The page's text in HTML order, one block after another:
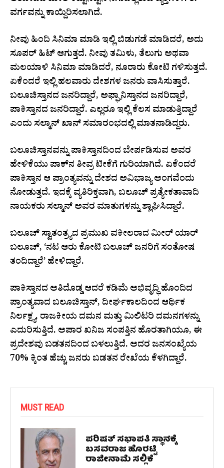
ವರ್ಗವನ್ನು ಕಾಯ್ದಿರಿಸಲಾಗಿದೆ.
ನೀವು ಹಿಂದಿ ಸಿನಿಮಾ ಮಾಡಿ ಇಲ್ಲಿ ಬಿಡುಗಡೆ ಮಾಡಿದರೆ, ಅದು
ಸೂಪರ್ ಹಿಟ್ ಆಗುತ್ತದೆ. ನೀವು ತಮಿಳು, ತೆಲುಗು ಅಥವಾ
ಮಲಯಾಳಿ ಸಿನಿಮಾ ಮಾಡಿದರೆ, ನೂರಾರು ಕೋಟಿ ಗಳಿಸುತ್ತದೆ.
ಏಕೆಂದರೆ ಇಲ್ಲಿ ಹಲವಾರು ದೇಶಗಳ ಜನರು ವಾಸಿಸುತ್ತಾರೆ.
ಬಲೂಚಿಸ್ತಾನದ ಜನರಿದ್ದಾರೆ, ಅಫ್ಘಾನಿಸ್ತಾನದ ಜನರಿದ್ದಾರೆ,
ಪಾಕಿಸ್ತಾನದ ಜನರಿದ್ದಾರೆ. ಎಲ್ಲರೂ ಇಲ್ಲಿ ಕೆಲಸ ಮಾಡುತ್ತಿದ್ದಾರೆ
ಎಂದು ಸಲ್ಮಾನ್‌ ಖಾನ್‌ ಸಮಾರಂಭದಲ್ಲಿ ಮಾತನಾಡಿದ್ದರು.
ಬಲೂಚಿಸ್ತಾನವನ್ನು ಪಾಕಿಸ್ತಾನದಿಂದ ಬೇರ್ಪಡಿಸುವ ಅವರ
ಹೇಳಿಕೆಯು ಪಾಕ್‌ನ ತೀವ್ರ ಟೀಕೆಗೆ ಗುರಿಯಾಗಿದೆ. ಏಕೆಂದರೆ
ಪಾಕಿಸ್ತಾನ ಆ ಪ್ರಾಂತ್ಯವನ್ನು ದೇಶದ ಅವಿಭಾಜ್ಯ ಅಂಗವೆಂದು
ನೋಡುತ್ತದೆ. ಇದಕ್ಕೆ ವ್ಯತಿರಿಕ್ತವಾಗಿ, ಬಲೂಚ್ ಪ್ರತ್ಯೇಕತಾವಾದಿ
ನಾಯಕರು ಸಲ್ಮಾನ್ ಅವರ ಮಾತುಗಳನ್ನು ಶ್ಲಾಘಿಸಿದ್ದಾರೆ.
ಬಲೂಚ್ ಸ್ವಾತಂತ್ರ್ಯದ ಪ್ರಮುಖ ವಕೀಲರಾದ ಮೀರ್ ಯಾರ್
ಬಲೂಚ್, ‘ನಟ ಆರು ಕೋಟಿ ಬಲೂಚ್ ಜನರಿಗೆ ಸಂತೋಷ
ತಂದಿದ್ದಾರೆ’ ಹೇಳಿದ್ದಾರೆ.
ಪಾಕಿಸ್ತಾನದ ಅತಿದೊಡ್ಡ ಆದರೆ ಕಡಿಮೆ ಅಭಿವೃದ್ಧಿ ಹೊಂದಿದ
ಪ್ರಾಂತ್ಯವಾದ ಬಲೂಚಿಸ್ತಾನ್, ದೀರ್ಘಕಾಲದಿಂದ ಆರ್ಥಿಕ
ನಿರ್ಲಕ್ಷ್ಯ, ರಾಜಕೀಯ ದಮನ ಮತ್ತು ಮಿಲಿಟರಿ ದಮನಗಳನ್ನು
ಎದುರಿಸುತ್ತಿದೆ. ಅಪಾರ ಖನಿಜ ಸಂಪತ್ತಿನ ಹೊರತಾಗಿಯೂ, ಈ
ಪ್ರದೇಶವು ಬಡತನದಿಂದ ಬಳಲುತ್ತಿದೆ. ಅದರ ಜನಸಂಖ್ಯೆಯ
70% ಕ್ಕಿಂತ ಹೆಚ್ಚು ಜನರು ಬಡತನ ರೇಖೆಯ ಕೆಳಗಿದ್ದಾರೆ.
MUST READ
ಪರಿಷತ್ ಸಭಾಪತಿ ಸ್ಥಾನಕ್ಕೆ
ಬಸವರಾಜ ಹೊರಟ್ಟಿ
ರಾಜೀನಾಮೆ ಸಲ್ಲಿಕೆ